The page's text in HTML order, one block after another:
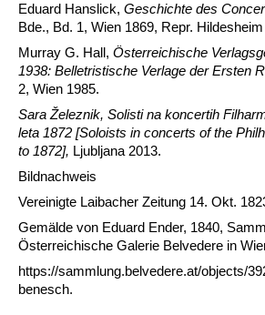
Eduard Hanslick, Geschichte des
Bde., Bd. 1, Wien 1869, Repr.
Murray G. Hall, Österreichische
1938: Belletristische Verlage der Ersten
2, Wien 1985.
Sara Železnik, Solisti na koncertih
leta 1872 [Soloists in concerts of the
to 1872], Ljubljana 2013.
Bildnachweis
Vereinigte Laibacher Zeitung 14. Okt.
Gemälde von Eduard Ender, 1840,
Österreichische Galerie Belvedere in
https://sammlung.belvedere.at/objects/
benesch.